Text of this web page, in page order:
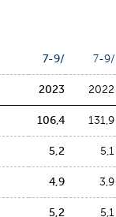
7-9/ 7-9/
2023 2022
106,4 131,9
5,2 5,1
4,9 3,9
5,2 5,1